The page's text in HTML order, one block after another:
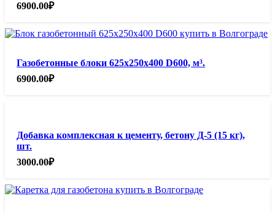
6900.00₽
Газобетонные блоки 625х250х400 D600, м³.
6900.00₽
Добавка комплексная к цементу, бетону Д-5 (15 кг),
шт.
3000.00₽